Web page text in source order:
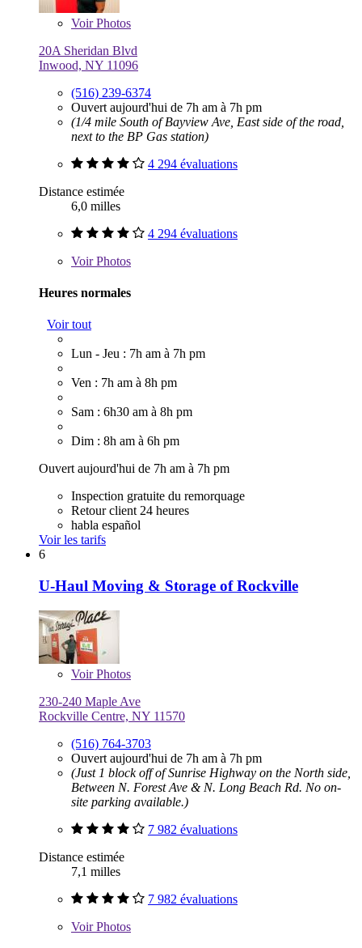
VoirPhotos
20A Sheridan Blvd
Inwood, NY 11096
(516) 239-6374
Ouvert aujourd'hui de 7h am à 7h pm
(1/4 mile South of Bayview Ave, East side of the road,
next to the BP Gas station)
4 294 évaluations
Distance estimée
6,0 milles
4 294 évaluations
VoirPhotos
Heures normales
Voir tout
Lun - Jeu : 7h am à 7h pm
Ven : 7h am à 8h pm
Sam : 6h30 am à 8h pm
Dim : 8h am à 6h pm
Ouvert aujourd'hui de 7h am à 7h pm
Inspection gratuite du remorquage
Retour client 24 heures
habla español
Voir les tarifs
6
U-Haul Moving & Storage of Rockville
VoirPhotos
230-240 Maple Ave
Rockville Centre, NY 11570
(516) 764-3703
Ouvert aujourd'hui de 7h am à 7h pm
(Just 1 block off of Sunrise Highway on the North side,
Between N. Forest Ave & N. Long Beach Rd. No on-
site parking available.)
7 982 évaluations
Distance estimée
7,1 milles
7 982 évaluations
VoirPhotos